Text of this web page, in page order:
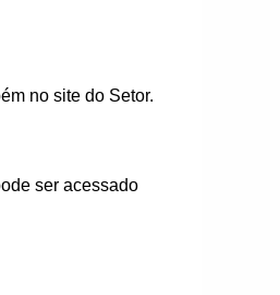
no site do Setor.
ser acessado